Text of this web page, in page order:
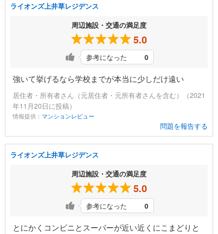
ライオンズ上井草レジデンス
周辺施設・交通の満足度
5.0
参考になった 0
強いて挙げるなら学校までが本当に少しだけ遠い
居住者・所有者さん（元居住者・元所有者さんを含む）（2021
年11月20日に投稿）
情報提供： マンションレビュー
問題を報告する
ライオンズ上井草レジデンス
周辺施設・交通の満足度
5.0
参考になった 0
とにかくコンビニとスーパーが近い近くにこまどりと